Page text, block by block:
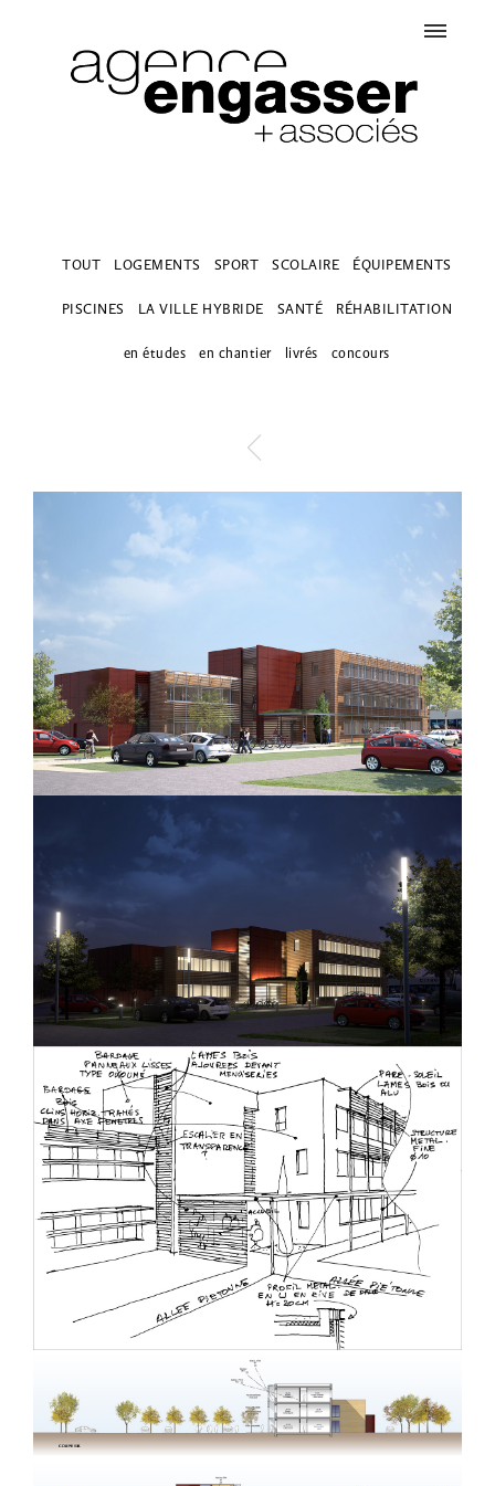
TOUT LOGEMENTS SPORT SCOLAIRE ÉQUIPEMENTS
PISCINES LA VILLE HYBRIDE SANTÉ RÉHABILITATION
en études en chantier livrés concours